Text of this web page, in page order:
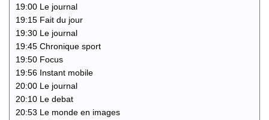
19:00 Le journal
19:15 Fait du jour
19:30 Le journal
19:45 Chronique sport
19:50 Focus
19:56 Instant mobile
20:00 Le journal
20:10 Le debat
20:53 Le monde en images